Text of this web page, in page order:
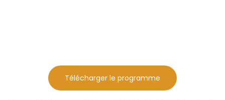
Télécharger le programme